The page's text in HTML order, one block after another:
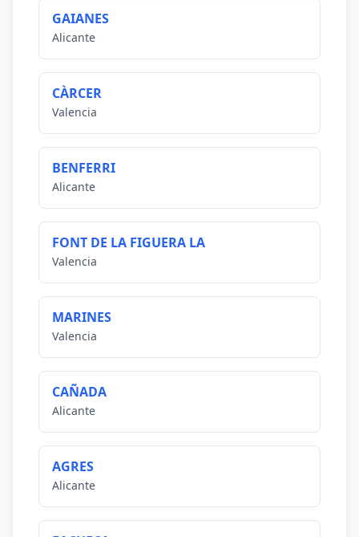
GAIANES
Alicante
CÀRCER
Valencia
BENFERRI
Alicante
FONT DE LA FIGUERA LA
Valencia
MARINES
Valencia
CAÑADA
Alicante
AGRES
Alicante